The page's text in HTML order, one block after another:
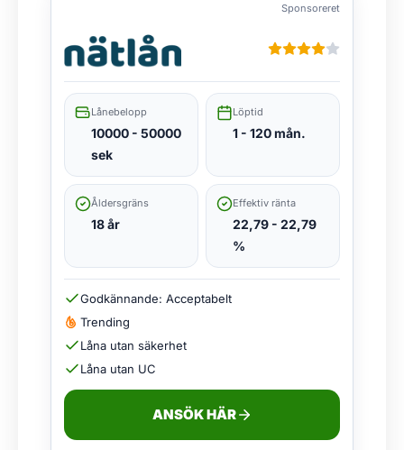
Sponsoreret
Lånebelopp
10000 - 50000
sek
Löptid
1 - 120 mån.
Åldersgräns
18 år
Effektiv ränta
22,79 - 22,79
%
Godkännande: Acceptabelt
Trending
Låna utan säkerhet
Låna utan UC
ANSÖK HÄR